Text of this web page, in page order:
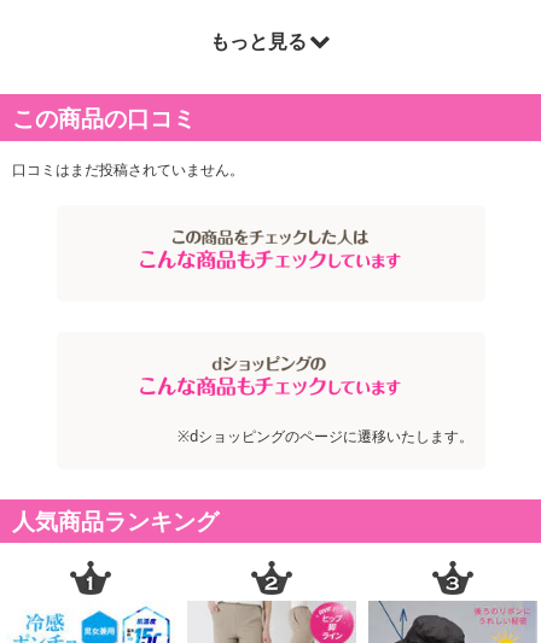
ホワイトムーンストーンネックレス
タンザニア産ホワイトムーンストーン（フェルスパームーンストー
ムーンストーンの中では透明度が高く高品質な石質
真っ白なネックレスはシンプルなスタイルを華やかに印象付けるの
金具部分：シルバー925
・商品カラー：ホワイト
注意事項
【賞味・消費期限のある商品について】
商品到着時点でのお日持ち期間は、配送日数などにより異なります
もっと見る
この商品の口コミ
口コミはまだ投稿されていません。
※dショッピングのページに遷移いたします。
人気商品ランキング